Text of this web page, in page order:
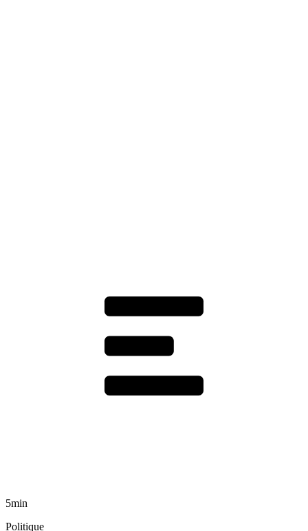
5min
Politique